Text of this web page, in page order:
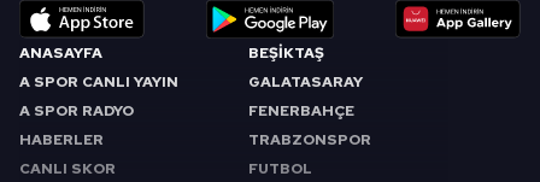
ANASAYFA
A SPOR CANLI YAYIN
A SPOR RADYO
HABERLER
CANLI SKOR
BEŞİKTAŞ
GALATASARAY
FENERBAHÇE
TRABZONSPOR
FUTBOL